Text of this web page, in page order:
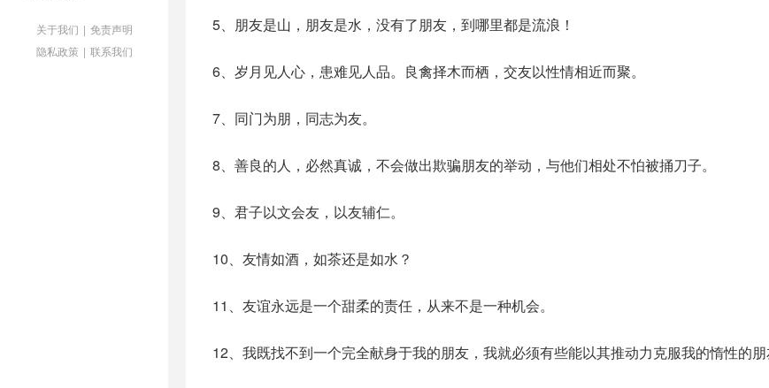
关于我们 | 免责声明
隐私政策 | 联系我们
5、朋友是山，朋友是水，没有了朋友，到哪里都是流浪！
6、岁月见人心，患难见人品。良禽择木而栖，交友以性情相近而聚。
7、同门为朋，同志为友。
8、善良的人，必然真诚，不会做出欺骗朋友的举动，与他们相处不怕被捅刀子。
9、君子以文会友，以友辅仁。
10、友情如酒，如茶还是如水？
11、友谊永远是一个甜柔的责任，从来不是一种机会。
12、我既找不到一个完全献身于我的朋友，我就必须有些能以其推动力克服我的惰性的朋